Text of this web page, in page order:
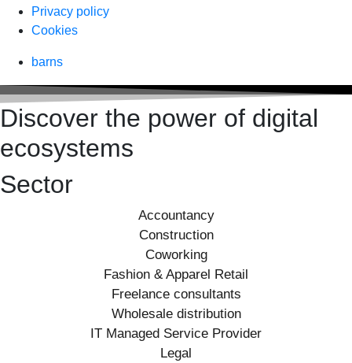
Privacy policy
Cookies
barns
Discover the power of digital
ecosystems
Sector
Accountancy
Construction
Coworking
Fashion & Apparel Retail
Freelance consultants
Wholesale distribution
IT Managed Service Provider
Legal